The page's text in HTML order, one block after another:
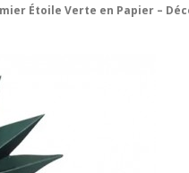
Étoile Verte en Papier –